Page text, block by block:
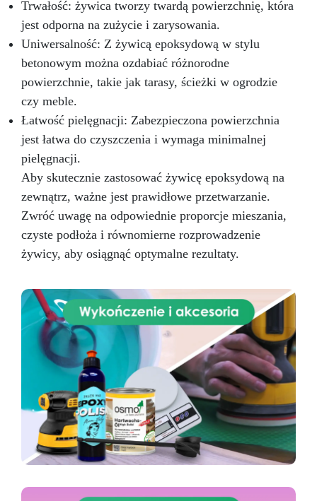
Trwałość: żywica tworzy twardą powierzchnię, która
jest odporna na zużycie i zarysowania.
Uniwersalność: Z żywicą epoksydową w stylu
betonowym można ozdabiać różnorodne
powierzchnie, takie jak tarasy, ścieżki w ogrodzie
czy meble.
Łatwość pielęgnacji: Zabezpieczona powierzchnia
jest łatwa do czyszczenia i wymaga minimalnej
pielęgnacji.
Aby skutecznie zastosować żywicę epoksydową na
zewnątrz, ważne jest prawidłowe przetwarzanie.
Zwróć uwagę na odpowiednie proporcje mieszania,
czyste podłoża i równomierne rozprowadzenie
żywicy, aby osiągnąć optymalne rezultaty.